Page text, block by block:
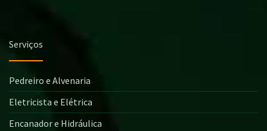
Serviços
Pedreiro e Alvenaria
Eletricista e Elétrica
Encanador e Hidráulica